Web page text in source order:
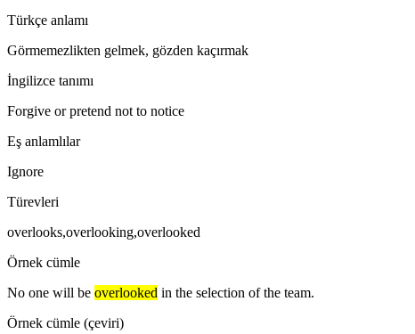
Türkçe anlamı
Görmemezlikten gelmek, gözden kaçırmak
İngilizce tanımı
Forgive or pretend not to notice
Eş anlamlılar
Ignore
Türevleri
overlooks,overlooking,overlooked
Örnek cümle
No one will be overlooked in the selection of the team.
Örnek cümle (çeviri)